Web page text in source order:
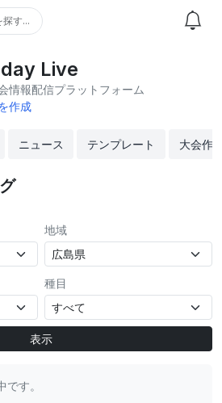
探す...
Live
情報配信プラットフォーム
作成
ニュース テンプレート 大会作
地域
種目
表示
す。